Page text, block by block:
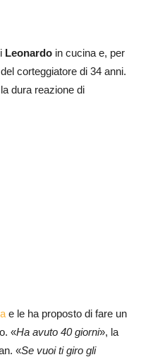
Leonardo in cucina e, per
corteggiatore di 34 anni.
dura reazione di
e le ha proposto di fare un
«Ha avuto 40 giorni», la
«Se vuoi ti giro gli